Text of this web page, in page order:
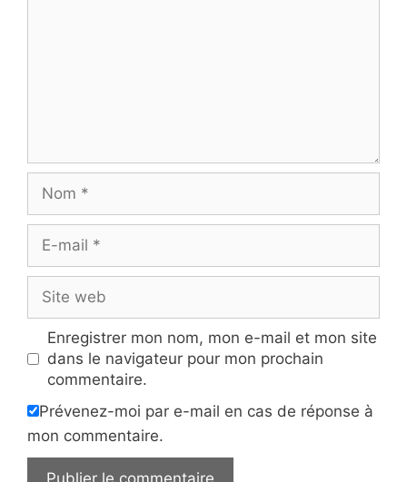
mail
web
Enregistrer mon nom, mon e-mail et mon site
dans le navigateur pour mon prochain
commentaire.
Prévenez-moi par e-mail en cas de réponse à
mon commentaire.